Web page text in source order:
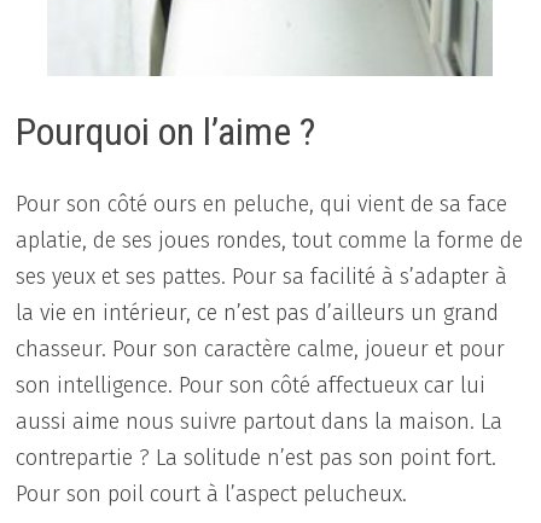
Pourquoi on l’aime ?
Pour son côté ours en peluche, qui vient de sa face
aplatie, de ses joues rondes, tout comme la forme de
ses yeux et ses pattes. Pour sa facilité à s’adapter à
la vie en intérieur, ce n’est pas d’ailleurs un grand
chasseur. Pour son caractère calme, joueur et pour
son intelligence. Pour son côté affectueux car lui
aussi aime nous suivre partout dans la maison. La
contrepartie ? La solitude n’est pas son point fort.
Pour son poil court à l’aspect pelucheux.